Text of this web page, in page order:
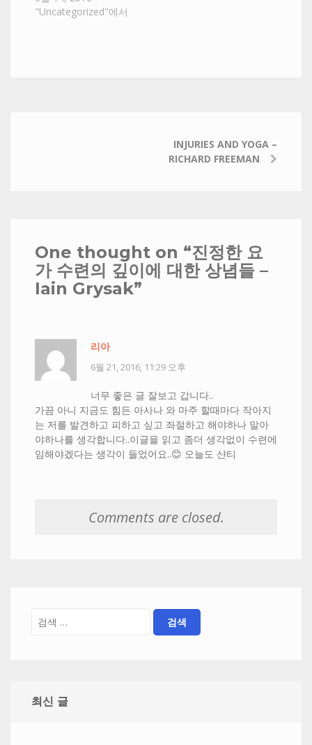
"Uncategorized"에서
INJURIES AND YOGA –
RICHARD FREEMAN
One thought on “진정한 요
가 수련의 깊이에 대한 상념들 –
Iain Grysak”
리아
6월 21, 2016, 11:29 오후
너무 좋은 글 잘보고 갑니다..
가끔 아니 지금도 힘든 아사나 와 마주 할때마다 작아지
는 저를 발견하고 피하고 싶고 좌절하고 해야하나 말아
야하나를 생각합니다..이글을 읽고 좀더 생각없이 수련에
임해야겠다는 생각이 들었어요..😊 오늘도 샨티
Comments are closed.
최신 글